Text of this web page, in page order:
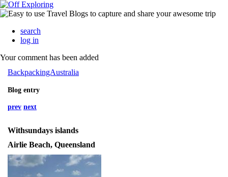
search
log in
Your comment has been added
BackpackingAustralia
Blog entry
prev next
Withsundays islands
Airlie Beach, Queensland